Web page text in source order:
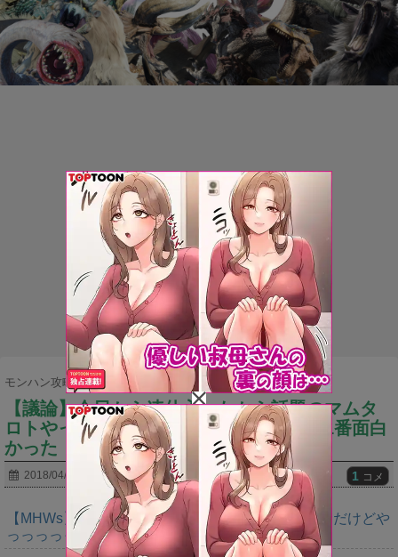
モンハン攻略まとめ隊 > ネタ・雑談
【議論】今日から連休入ったから話題のマムタ
ロトやった結果ｗｗｗｗ⇒むしろ今まで1番面白
かった
2018/04/27 1 コメ
【MHWs】ゴールドエディションの値段今知ったんだけどや
っっっっっっすwwwww